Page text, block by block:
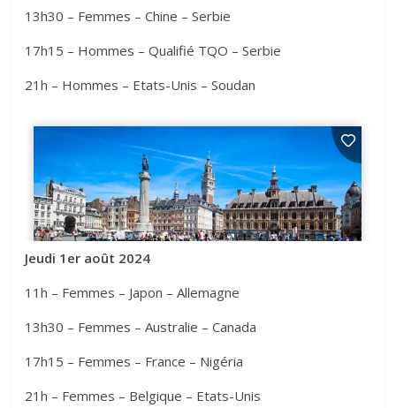
13h30 – Femmes – Chine – Serbie
17h15 – Hommes – Qualifié TQO – Serbie
21h – Hommes – Etats-Unis – Soudan
Jeudi 1er août 2024
11h – Femmes – Japon – Allemagne
13h30 – Femmes – Australie – Canada
17h15 – Femmes – France – Nigéria
21h – Femmes – Belgique – Etats-Unis